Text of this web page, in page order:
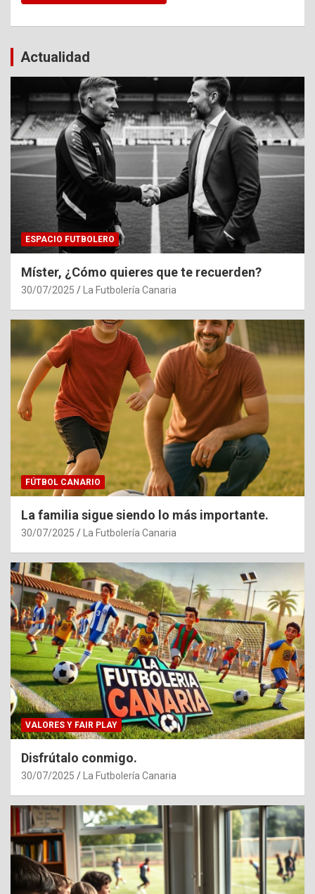
Actualidad
ESPACIO FUTBOLERO
Míster, ¿Cómo quieres que te recuerden?
30/07/2025 La Futbolería Canaria
FÚTBOL CANARIO
La familia sigue siendo lo más importante.
30/07/2025 La Futbolería Canaria
VALORES Y FAIR PLAY
Disfrútalo conmigo.
30/07/2025 La Futbolería Canaria